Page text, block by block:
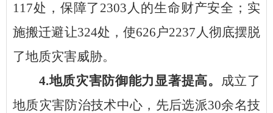
117处，保障了2303人的生命财产安全；实
施搬迁避让324处，使626户2237人彻底摆脱
了地质灾害威胁。
4.地质灾害防御能力显著提高。 成立了
地质灾害防治技术中心，先后选派30余名技